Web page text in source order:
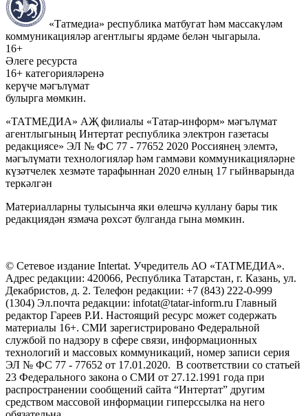
«Татмедиа» республика матбугат һәм массакүләм
коммуникацияләр агентлыгы ярдәме белән чыгарыла.
16+
Әлеге ресурста
16+ категорияләренә
керүче мәгълүмат
булырга мөмкин.
«ТАТМЕДИА» АҖ филиалы «Татар-информ» мәгълүмат
агентлыгының Интертат республика электрон газетасы
редакциясе» ЭЛ № ФС 77 - 77652 2020 Россиянең элемтә,
мәгълүмати технологияләр һәм гаммәви коммуникацияләрне
күзәтчелек хезмәте тарафыннан 2020 елның 17 гыйнварында
теркәлгән
Материалларны тулысынча яки өлешчә куллану бары тик
редакциядән язмача рөхсәт булганда гына мөмкин.
© Сетевое издание Intertat. Учредитель АО «ТАТМЕДИА».
Адрес редакции: 420066, Республика Татарстан, г. Казань, ул.
Декабристов, д. 2. Телефон редакции: +7 (843) 222-0-999
(1304) Эл.почта редакции: infotat@tatar-inform.ru Главный
редактор Гареев Р.И. Настоящий ресурс может содержать
материалы 16+. СМИ зарегистрировано Федеральной
службой по надзору в сфере связи, информационных
технологий и массовых коммуникаций, номер записи серия
ЭЛ № ФС 77 - 77652 от 17.01.2020. В соответствии со статьей
23 Федерального закона о СМИ от 27.12.1991 года при
распространении сообщений сайта “Интертат” другим
средством массовой информации гиперссылка на него